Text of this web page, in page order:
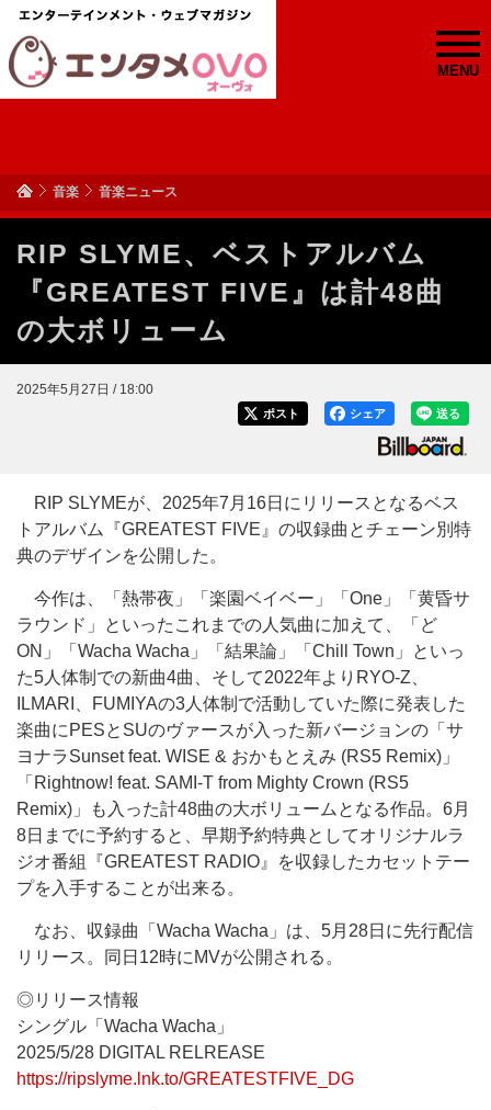
MENU
音楽 音楽ニュース
RIP SLYME、ベストアルバム
『GREATEST FIVE』は計48曲
の大ボリューム
2025年5月27日 / 18:00
送る
シェア
ポスト
RIP SLYMEが、2025年7月16日にリリースとなるベス
トアルバム『GREATEST FIVE』の収録曲とチェーン別特
典のデザインを公開した。
今作は、「熱帯夜」「楽園ベイベー」「One」「黄昏サ
ラウンド」といったこれまでの人気曲に加えて、「ど
ON」「Wacha Wacha」「結果論」「Chill Town」といっ
た5人体制での新曲4曲、そして2022年よりRYO-Z、
ILMARI、FUMIYAの3人体制で活動していた際に発表した
楽曲にPESとSUのヴァースが入った新バージョンの「サ
ヨナラSunset feat. WISE & おかもとえみ (RS5 Remix)」
「Rightnow! feat. SAMI-T from Mighty Crown (RS5
Remix)」も入った計48曲の大ボリュームとなる作品。6月
8日までに予約すると、早期予約特典としてオリジナルラ
ジオ番組『GREATEST RADIO』を収録したカセットテー
プを入手することが出来る。
なお、収録曲「Wacha Wacha」は、5月28日に先行配信
リリース。同日12時にMVが公開される。
◎リリース情報
シングル「Wacha Wacha」
2025/5/28 DIGITAL RELREASE
https://ripslyme.lnk.to/GREATESTFIVE_DG